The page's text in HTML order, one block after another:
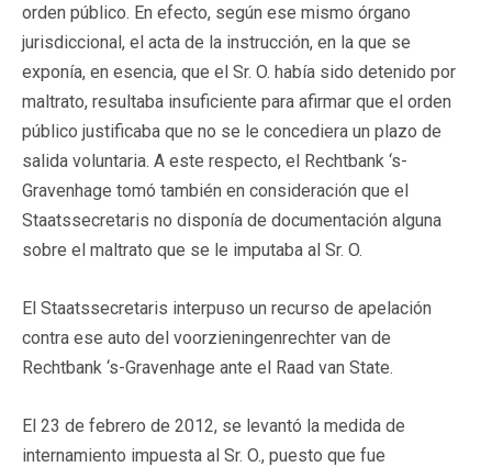
orden público. En efecto, según ese mismo órgano
jurisdiccional, el acta de la instrucción, en la que se
exponía, en esencia, que el Sr. O. había sido detenido por
maltrato, resultaba insuficiente para afirmar que el orden
público justificaba que no se le concediera un plazo de
salida voluntaria. A este respecto, el Rechtbank ‘s-
Gravenhage tomó también en consideración que el
Staatssecretaris no disponía de documentación alguna
sobre el maltrato que se le imputaba al Sr. O.
El Staatssecretaris interpuso un recurso de apelación
contra ese auto del voorzieningenrechter van de
Rechtbank ‘s-Gravenhage ante el Raad van State.
El 23 de febrero de 2012, se levantó la medida de
internamiento impuesta al Sr. O., puesto que fue